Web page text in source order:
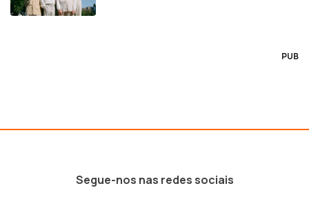
PUB
Segue-nos nas redes sociais